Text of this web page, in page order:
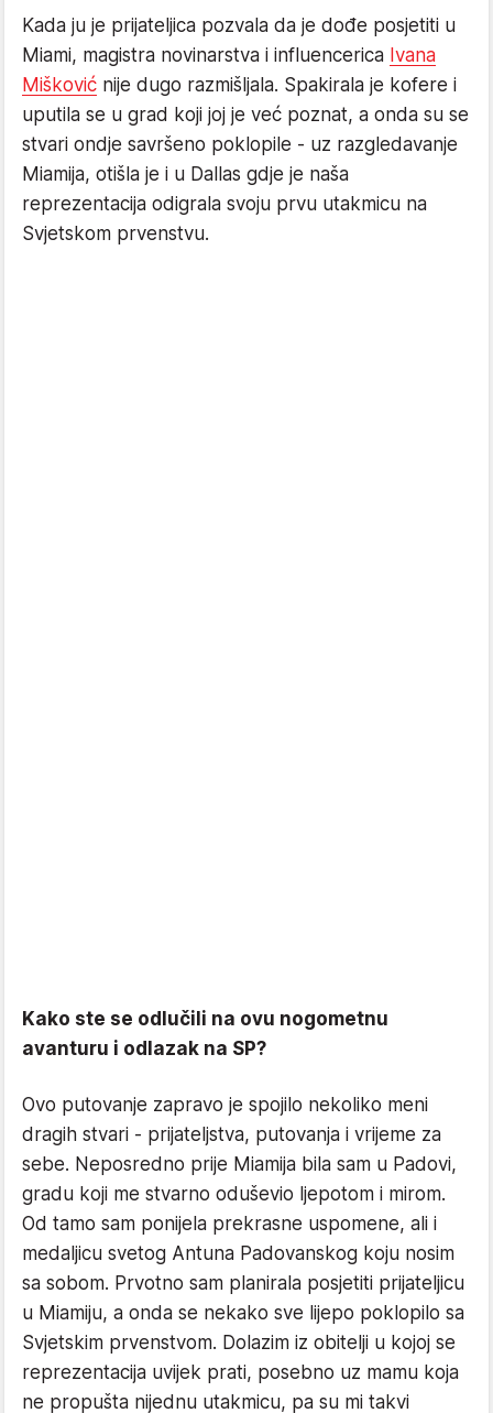
Kada ju je prijateljica pozvala da je dođe posjetiti u
Miami, magistra novinarstva i influencerica Ivana
Mišković nije dugo razmišljala. Spakirala je kofere i
uputila se u grad koji joj je već poznat, a onda su se
stvari ondje savršeno poklopile - uz razgledavanje
Miamija, otišla je i u Dallas gdje je naša
reprezentacija odigrala svoju prvu utakmicu na
Svjetskom prvenstvu.
Kako ste se odlučili na ovu nogometnu
avanturu i odlazak na SP?
Ovo putovanje zapravo je spojilo nekoliko meni
dragih stvari - prijateljstva, putovanja i vrijeme za
sebe. Neposredno prije Miamija bila sam u Padovi,
gradu koji me stvarno oduševio ljepotom i mirom.
Od tamo sam ponijela prekrasne uspomene, ali i
medaljicu svetog Antuna Padovanskog koju nosim
sa sobom. Prvotno sam planirala posjetiti prijateljicu
u Miamiju, a onda se nekako sve lijepo poklopilo sa
Svjetskim prvenstvom. Dolazim iz obitelji u kojoj se
reprezentacija uvijek prati, posebno uz mamu koja
ne propušta nijednu utakmicu, pa su mi takvi